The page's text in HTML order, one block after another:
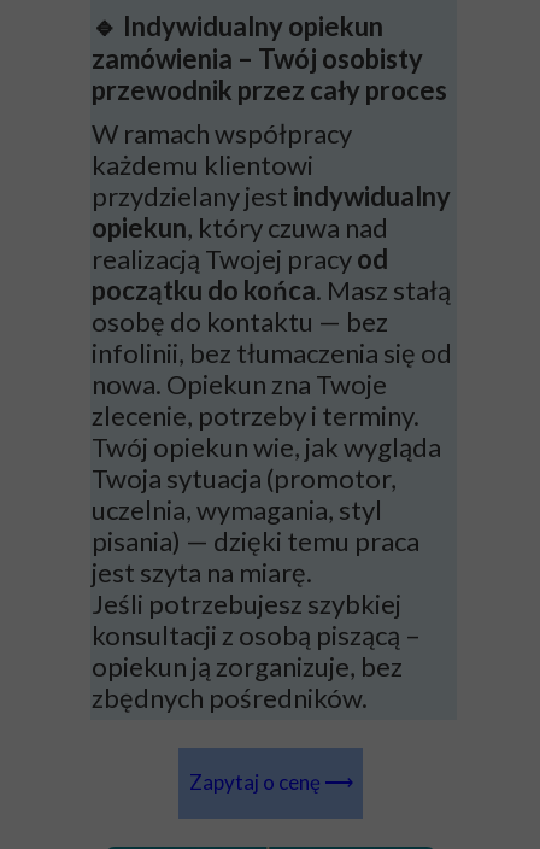
Zapytaj o cenę ⟶
🔹 Indywidualny opiekun
zamówienia – Twój osobisty
przewodnik przez cały proces
W ramach współpracy
każdemu klientowi
przydzielany jest indywidualny
opiekun, który czuwa nad
realizacją Twojej pracyod
początku do końca. Masz stałą
osobę do kontaktu — bez
infolinii, bez tłumaczenia się od
nowa. Opiekun zna Twoje
zlecenie, potrzeby i terminy.
Twój opiekun wie, jak wygląda
Twoja sytuacja (promotor,
uczelnia, wymagania, styl
pisania) — dzięki temu praca
jest szyta na miarę.
Jeśli potrzebujesz szybkiej
konsultacji z osobą piszącą –
opiekun ją zorganizuje, bez
zbędnych pośredników.